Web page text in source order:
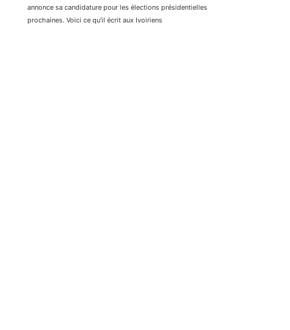
annonce sa candidature pour les élections présidentielles
prochaines. Voici ce qu’il écrit aux Ivoiriens